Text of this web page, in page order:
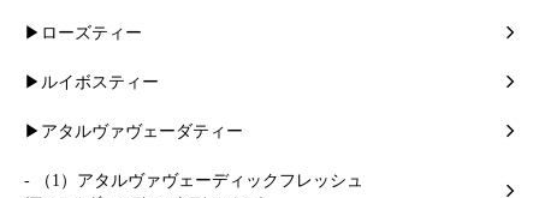
▶ローズティー
▶ルイボスティー
▶アタルヴァヴェーダティー
- （1）アタルヴァヴェーディックフレッシュ